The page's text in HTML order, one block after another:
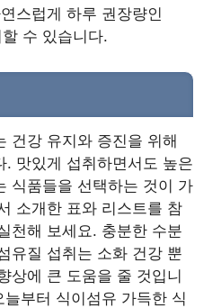
스럽게 하루 권장량인
수 있습니다.
건강 유지와 증진을 위해
. 맛있게 섭취하면서도 높은
식품들을 선택하는 것이 가
소개한 표와 리스트를 참
천해 보세요. 충분한 수분
유질 섭취는 소화 건강 뿐
상에 큰 도움을 줄 것입니
부터 식이섬유 가득한 식